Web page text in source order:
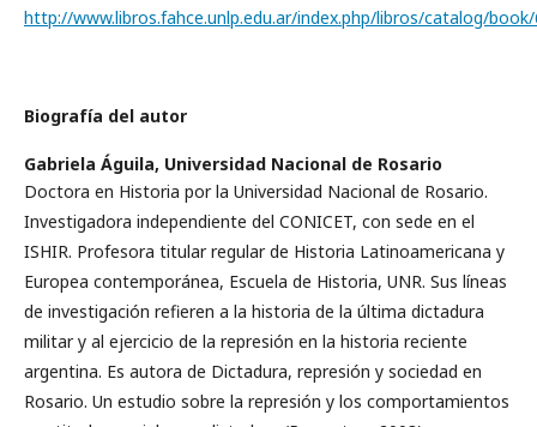
http://www.libros.fahce.unlp.edu.ar/index.php/libros/catalog/
Biografía del autor
Gabriela Águila, Universidad Nacional de Rosario
Doctora en Historia por la Universidad Nacional de Rosario.
Investigadora independiente del CONICET, con sede en el
ISHIR. Profesora titular regular de Historia Latinoamericana y
Europea contemporánea, Escuela de Historia, UNR. Sus líneas
de investigación refieren a la historia de la última dictadura
militar y al ejercicio de la represión en la historia reciente
argentina. Es autora de Dictadura, represión y sociedad en
Rosario. Un estudio sobre la represión y los comportamientos